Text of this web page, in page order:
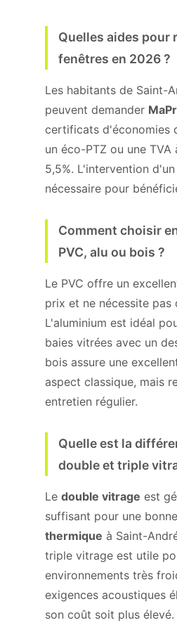
Quelles aides pour
fenêtres en 2026 ?
Les habitants de Saint-
peuvent demander
certificats d'économies
un éco-PTZ ou une
5,5%. L'intervention d'un
nécessaire pour
Comment choisir
PVC, alu ou bois ?
Le PVC offre un
prix et ne nécessite pas
L'aluminium est idéal
baies vitrées avec un
bois assure une
aspect classique, mais
entretien régulier.
Quelle est la
double et triple
Le double vitrage est
suffisant pour une bonne
thermique à Saint-
triple vitrage est utile
environnements très
exigences acoustiques
son coût soit plus élevé.